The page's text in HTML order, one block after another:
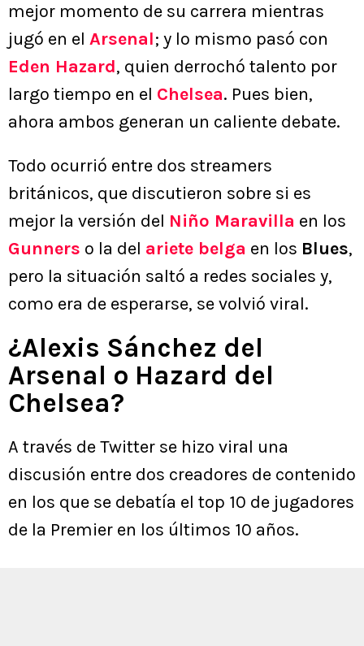
mejor momento de su carrera mientras
jugó en el Arsenal; y lo mismo pasó con
Eden Hazard, quien derrochó talento por
largo tiempo en el Chelsea. Pues bien,
ahora ambos generan un caliente debate.
Todo ocurrió entre dos streamers
británicos, que discutieron sobre si es
mejor la versión del Niño Maravilla en los
Gunners o la del ariete belga en los Blues,
pero la situación saltó a redes sociales y,
como era de esperarse, se volvió viral.
¿Alexis Sánchez del
Arsenal o Hazard del
Chelsea?
A través de Twitter se hizo viral una
discusión entre dos creadores de contenido
en los que se debatía el top 10 de jugadores
de la Premier en los últimos 10 años.